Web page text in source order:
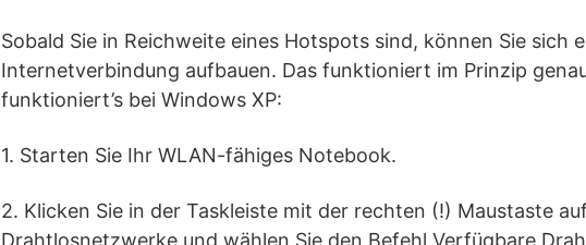
Sobald Sie in Reichweite eines Hotspots sind, können Sie sich
Internetverbindung aufbauen. Das funktioniert im Prinzip
funktioniert’s bei Windows XP:
1. Starten Sie Ihr WLAN-fähiges Notebook.
2. Klicken Sie in der Taskleiste mit der rechten (!) Maustaste
Drahtlosnetzwerke und wählen Sie den Befehl Verfügbare